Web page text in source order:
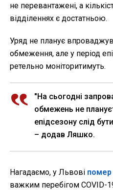
не перевантажені, а
відділеннях є достатньою.
Уряд не планує
обмеження, але у період
ретельно моніторитимуть.
"На сьогодні
обмежень не
епідсезону слід
– додав Ляшко.
Нагадаємо, у Львові помер
важким перебігом COVID-